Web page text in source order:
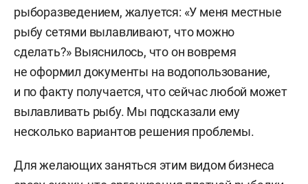
рыборазведением, жалуется: «У меня местные
рыбу сетями вылавливают, что можно
сделать?» Выяснилось, что он вовремя
не оформил документы на водопользование,
и по факту получается, что сейчас любой может
вылавливать рыбу. Мы подсказали ему
несколько вариантов решения проблемы.
Для желающих заняться этим видом бизнеса